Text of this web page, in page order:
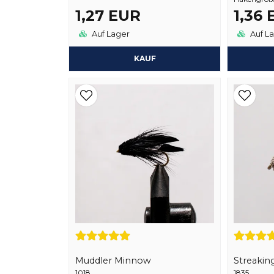
1,27 EUR
Auf Lager
KAUF
1,36
Auf
Muddler Minnow